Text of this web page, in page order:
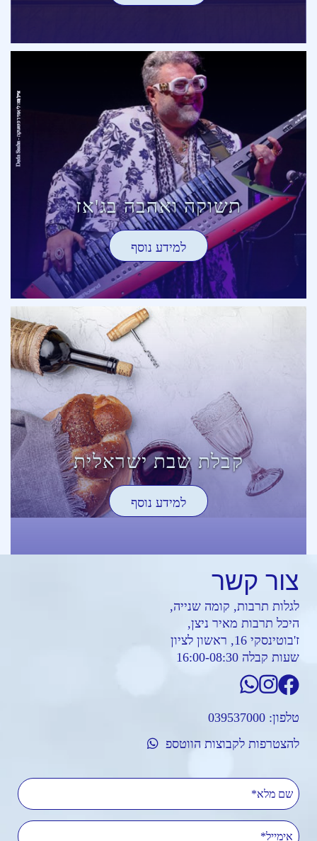
תשוקה ואהבה בג'אז
למידע נוסף
קבלת שבת ישראלית
למידע נוסף
צור קשר
לגלות תרבות, קומה שנייה,
היכל תרבות מאיר ניצן,
ז'בוטינסקי 16, ראשון לציון
שעות קבלה 16:00-08:30
טלפון: 039537000
להצטרפות לקבוצות הווטספ
שם מלא
אימייל